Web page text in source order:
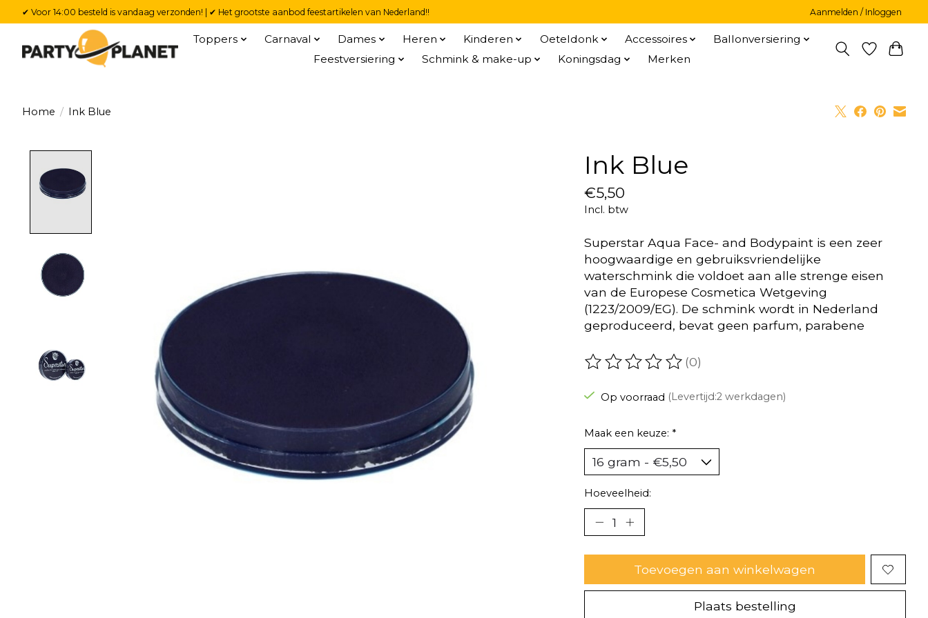
✔ Voor 14:00 besteld is vandaag verzonden! | ✔ Het grootste aanbod feestartikelen van Nederland!! Aanmelden / Inloggen
Toppers Carnaval Dames Heren Kinderen Oeteldonk Accessoires
Ballonversiering
Feestversiering
Schmink & make-up Koningsdag Merken
Home / Ink Blue
Ink Blue
€5,50
Incl. btw
Superstar Aqua Face- and Bodypaint is een zeer
hoogwaardige en gebruiksvriendelijke
waterschmink die voldoet aan alle strenge eisen
van de Europese Cosmetica Wetgeving
(1223/2009/EG). De schmink wordt in Nederland
geproduceerd, bevat geen parfum, parabene
De beoordeling van dit product is
(0)
Op voorraad (Levertijd:2 werkdagen)
Maak een keuze: *
Hoeveelheid:
Toevoegen aan winkelwagen
Plaats bestelling